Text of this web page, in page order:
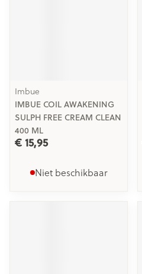
Imbue
IMBUE COIL AWAKENING
SULPH FREE CREAM CLEAN
400 ML
€ 15,95
Niet beschikbaar